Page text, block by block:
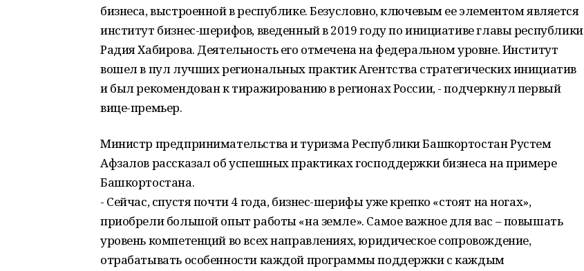
бизнеса, выстроенной в республике. Безусловно, ключевым ее элементом является
институт бизнес-шерифов, введенный в 2019 году по инициативе главы республики
Радия Хабирова. Деятельность его отмечена на федеральном уровне. Институт
вошел в пул лучших региональных практик Агентства стратегических инициатив
и был рекомендован к тиражированию в регионах России, - подчеркнул первый
вице-премьер.
Министр предпринимательства и туризма Республики Башкортостан Рустем
Афзалов рассказал об успешных практиках господдержки бизнеса на примере
Башкортостана.
- Сейчас, спустя почти 4 года, бизнес-шерифы уже крепко «стоят на ногах»,
приобрели большой опыт работы «на земле». Самое важное для вас – повышать
уровень компетенций во всех направлениях, юридическое сопровождение,
отрабатывать особенности каждой программы поддержки с каждым